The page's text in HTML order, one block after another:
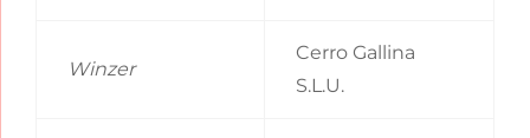
Winzer
Cerro Gallina
S.L.U.